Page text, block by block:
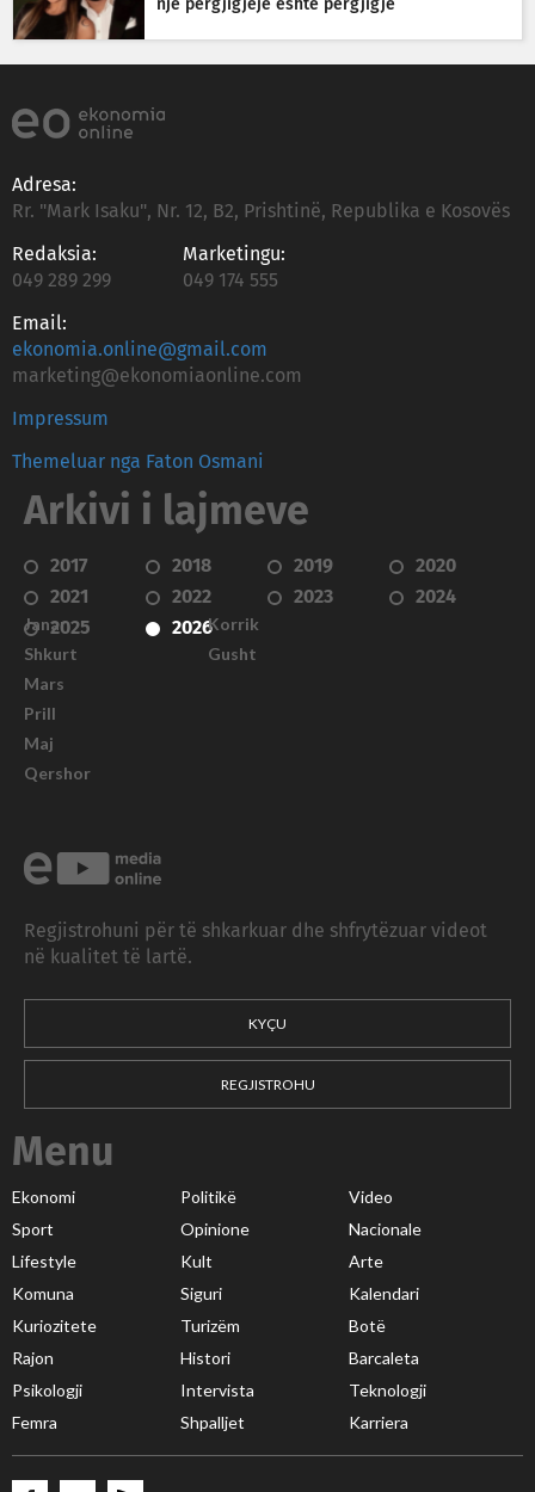
një përgjigjeje është përgjigje
Adresa:
Rr. "Mark Isaku", Nr. 12, B2, Prishtinë, Republika e Kosovës
Redaksia:
049 289 299
Marketingu:
049 174 555
Email:
ekonomia.online@gmail.com
marketing@ekonomiaonline.com
Impressum
Themeluar nga Faton Osmani
Arkivi i lajmeve
2017 2018 2019
2020
2021
2022 2023
2024
2025
2026
Janar
Shkurt
Mars
Prill
Maj
Qershor
Korrik
Gusht
Regjistrohuni për të shkarkuar dhe shfrytëzuar videot
në kualitet të lartë.
KYÇU
REGJISTROHU
Menu
Ekonomi Politikë
Video
Sport
Opinione
Nacionale
Lifestyle
Kult
Arte
Komuna
Siguri
Kalendari
Kuriozitete
Turizëm
Botë
Rajon
Histori
Barcaleta
Psikologji
Intervista
Teknologji
Femra
Shpalljet Karriera